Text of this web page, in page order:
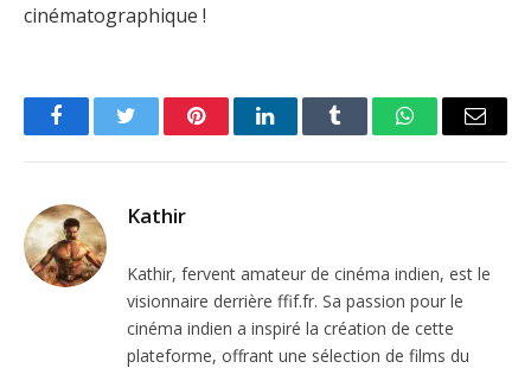
cinématographique !
FacebookTwitter PinterestLinkedInTumblr WhatsAppEmail
Kathir
Kathir, fervent amateur de cinéma indien, est le
visionnaire derrière ffif.fr. Sa passion pour le
cinéma indien a inspiré la création de cette
plateforme, offrant une sélection de films du